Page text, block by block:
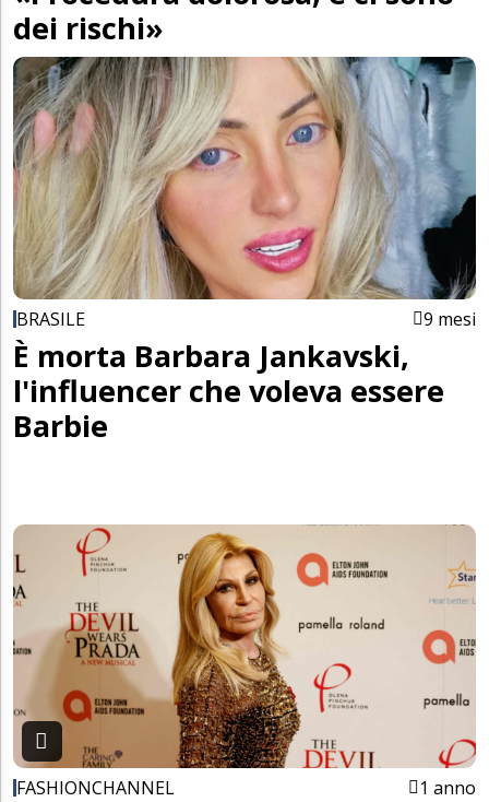
dei rischi»
BRASILE 9 mesi
È morta Barbara Jankavski,
l'influencer che voleva essere
Barbie
FASHIONCHANNEL 1 anno